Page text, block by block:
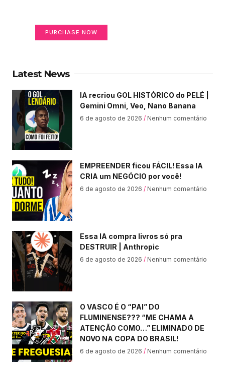
PURCHASE NOW
Latest News
IA recriou GOL HISTÓRICO do PELÉ |
Gemini Omni, Veo, Nano Banana
6 de agosto de 2026 Nenhum comentário
EMPREENDER ficou FÁCIL! Essa IA
CRIA um NEGÓCIO por você!
6 de agosto de 2026 Nenhum comentário
Essa IA compra livros só pra
DESTRUIR | Anthropic
6 de agosto de 2026 Nenhum comentário
O VASCO É O “PAI” DO
FLUMINENSE??? “ME CHAMA A
ATENÇÃO COMO…” ELIMINADO DE
NOVO NA COPA DO BRASIL!
6 de agosto de 2026 Nenhum comentário